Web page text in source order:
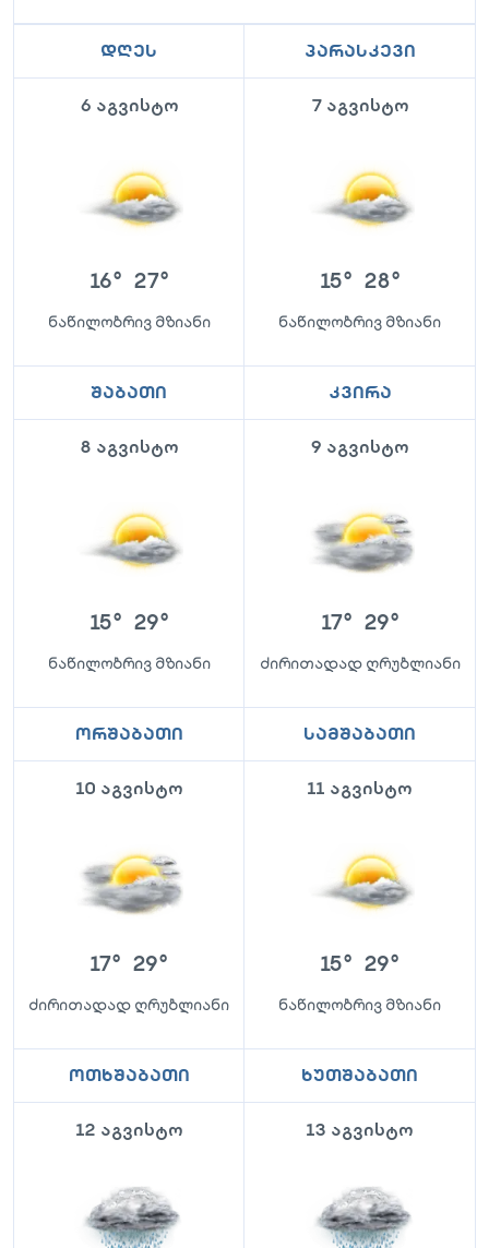
დღეს
6 აგვისტო
16° 27°
ნაწილობრივ მზიანი
პარასკევი
7 აგვისტო
15° 28°
ნაწილობრივ მზიანი
შაბათი
8 აგვისტო
15° 29°
ნაწილობრივ მზიანი
კვირა
9 აგვისტო
17° 29°
ძირითადად ღრუბლიანი
ორშაბათი
10 აგვისტო
17° 29°
ძირითადად ღრუბლიანი
სამშაბათი
11 აგვისტო
15° 29°
ნაწილობრივ მზიანი
ოთხშაბათი
12 აგვისტო
ხუთშაბათი
13 აგვისტო